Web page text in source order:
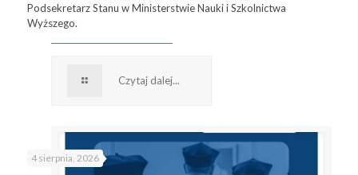
Podsekretarz Stanu w Ministerstwie Nauki i Szkolnictwa
Wyższego.
Czytaj dalej...
4 sierpnia, 2026